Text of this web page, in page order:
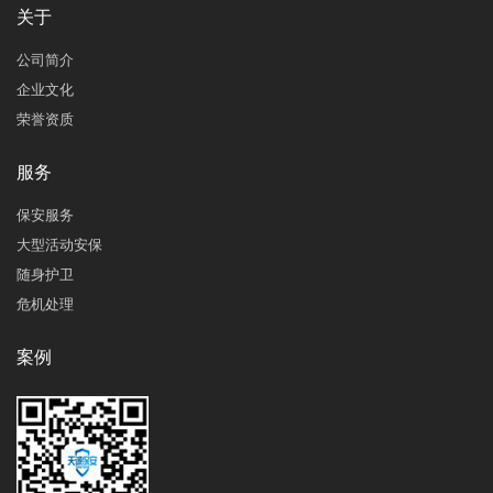
关于
公司简介
企业文化
荣誉资质
服务
保安服务
大型活动安保
随身护卫
危机处理
案例